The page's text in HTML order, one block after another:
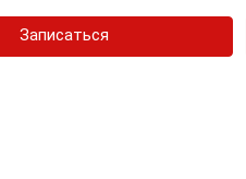
Записаться